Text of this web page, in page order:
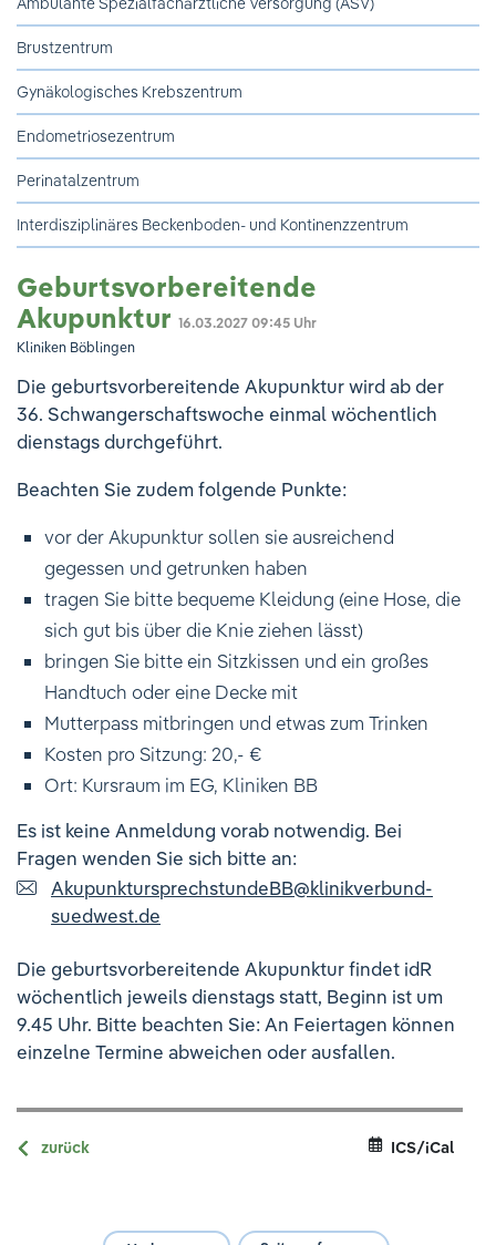
Brustzentrum
Gynäkologisches Krebszentrum
Endometriosezentrum
Perinatalzentrum
Interdisziplinäres Beckenboden- und Kontinenzzentrum
Geburtsvorbereitende
Akupunktur 16.03.202709:45 Uhr
Kliniken Böblingen
Die geburtsvorbereitende Akupunktur wird ab der
36. Schwangerschaftswoche einmal wöchentlich
dienstags durchgeführt.
Beachten Sie zudem folgende Punkte:
vor der Akupunktur sollen sie ausreichend
gegessen und getrunken haben
tragen Sie bitte bequeme Kleidung (eine Hose, die
sich gut bis über die Knie ziehen lässt)
bringen Sie bitte ein Sitzkissen und ein großes
Handtuch oder eine Decke mit
Mutterpass mitbringen und etwas zum Trinken
Kosten pro Sitzung: 20,- €
Ort: Kursraum im EG, Kliniken BB
Es ist keine Anmeldung vorab notwendig. Bei
Fragen wenden Sie sich bitte an:
AkupunktursprechstundeBB@klinikverbund-
suedwest.de
Die geburtsvorbereitende Akupunktur findet idR
wöchentlich jeweils dienstags statt, Beginn ist um
9.45 Uhr. Bitte beachten Sie: An Feiertagen können
einzelne Termine abweichen oder ausfallen.
zurück ICS/iCal